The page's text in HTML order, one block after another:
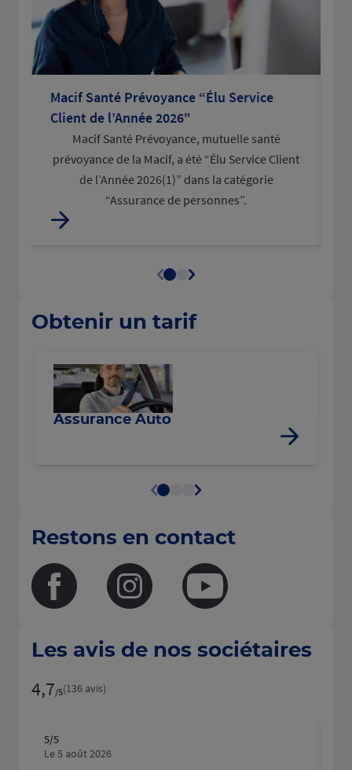
Macif Santé Prévoyance “Élu Service
Client de l’Année 2026"
Macif Santé Prévoyance, mutuelle santé
prévoyance de la Macif, a été “Élu Service Client
de l’Année 2026(1)” dans la catégorie
“Assurance de personnes”.
Obtenir un tarif
Assurance Auto
Restons en contact
Facebook Instagram Youtube
Les avis de nos sociétaires
4,7/5Note de 4.7 sur 5
(136 avis)
5/5
Le 5 août 2026